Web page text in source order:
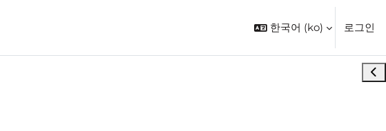
한국어 ‎(ko)‎ 로그인
블